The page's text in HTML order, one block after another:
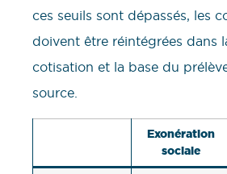
ces seuils sont dépassés, les
doivent être réintégrées dans
cotisation et la base du
source.
Exonération
sociale